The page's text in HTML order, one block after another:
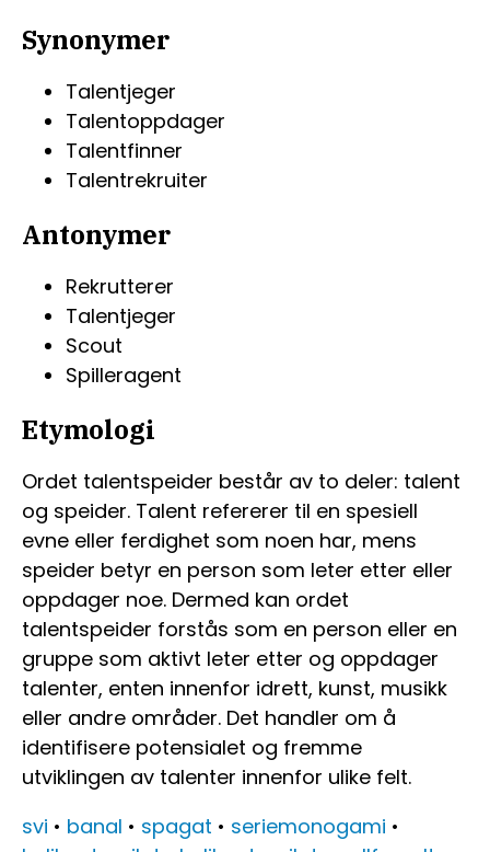
Synonymer
Talentjeger
Talentoppdager
Talentfinner
Talentrekruiter
Antonymer
Rekrutterer
Talentjeger
Scout
Spilleragent
Etymologi
Ordet talentspeider består av to deler: talent
og speider. Talent refererer til en spesiell
evne eller ferdighet som noen har, mens
speider betyr en person som leter etter eller
oppdager noe. Dermed kan ordet
talentspeider forstås som en person eller en
gruppe som aktivt leter etter og oppdager
talenter, enten innenfor idrett, kunst, musikk
eller andre områder. Det handler om å
identifisere potensialet og fremme
utviklingen av talenter innenfor ulike felt.
svi • banal • spagat • seriemonogami •